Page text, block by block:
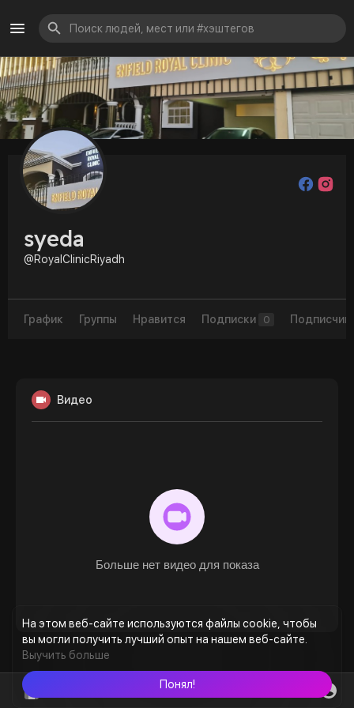
На этом веб-сайте используются файлы cookie, чтобы
вы могли получить лучший опыт на нашем веб-сайте.
Выучить больше
Понял!
syeda
@RoyalClinicRiyadh
График Группы Нравится Подписки 0
Видео
Больше нет видео для показа